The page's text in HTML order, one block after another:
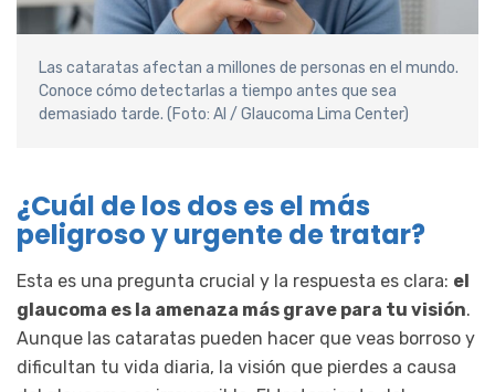
Las cataratas afectan a millones de personas en el mundo.
Conoce cómo detectarlas a tiempo antes que sea
demasiado tarde. (Foto: AI / Glaucoma Lima Center)
¿Cuál de los dos es el más
peligroso y urgente de tratar?
Esta es una pregunta crucial y la respuesta es clara: el
glaucoma es la amenaza más grave para tu visión.
Aunque las cataratas pueden hacer que veas borroso y
dificultan tu vida diaria, la visión que pierdes a causa